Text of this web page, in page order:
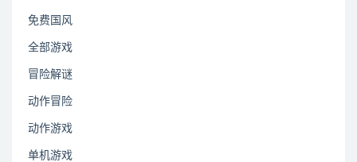
免费国风
全部游戏
冒险解谜
动作冒险
动作游戏
单机游戏